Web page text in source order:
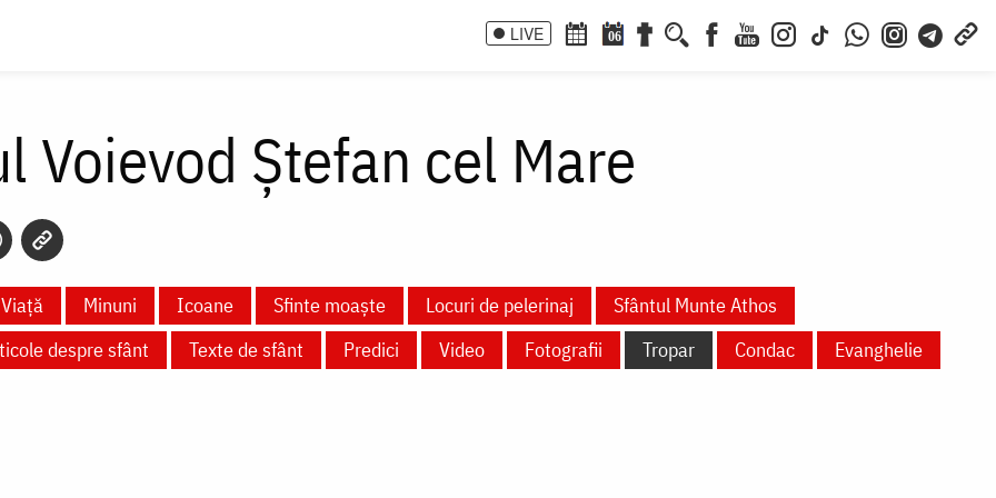
LIVE 06
Voievod Ștefan cel Mare
Viață Minuni Icoane Sfinte moaște Locuri de pelerinaj
Sfântul Munte Athos
despre sfânt Texte de sfânt Predici Video Fotografii Tropar Condac
Evanghelie